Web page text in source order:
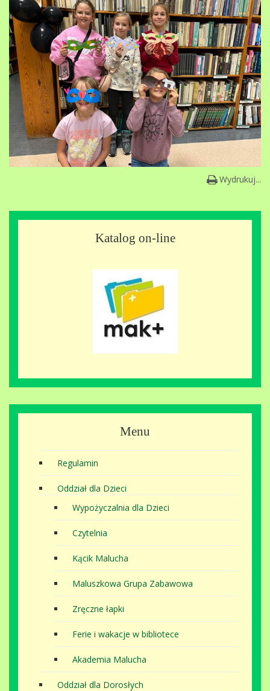
Wydrukuj...
Katalog on-line
Menu
Regulamin
Oddział dla Dzieci
Wypożyczalnia dla Dzieci
Czytelnia
Kącik Malucha
Maluszkowa Grupa Zabawowa
Zręczne łapki
Ferie i wakacje w bibliotece
Akademia Malucha
Oddział dla Dorosłych